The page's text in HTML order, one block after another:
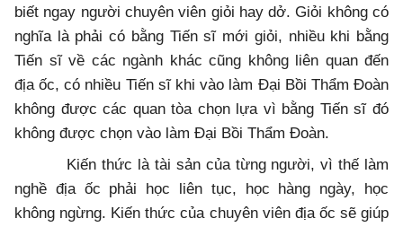
biết ngay người chuyên viên giỏi hay dở. Giỏi không có
nghĩa là phải có bằng Tiến sĩ mới giỏi, nhiều khi bằng
Tiến sĩ về các ngành khác cũng không liên quan đến
địa ốc, có nhiều Tiến sĩ khi vào làm Đại Bồi Thẩm Đoàn
không được các quan tòa chọn lựa vì bằng Tiến sĩ đó
không được chọn vào làm Đại Bồi Thẩm Đoàn.
Kiến thức là tài sản của từng người, vì thế làm
nghề địa ốc phải học liên tục, học hàng ngày, học
không ngừng. Kiến thức của chuyên viên địa ốc sẽ giúp